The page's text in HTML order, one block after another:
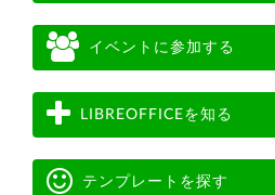
イベントに参加する
LIBREOFFICEを知る
テンプレートを探す